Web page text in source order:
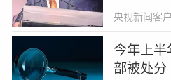
央视新闻客
今年上
部被处分